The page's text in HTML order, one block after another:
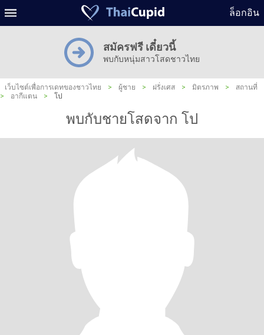
ล็อกอิน
สมัครฟรี เดี๋ยวนี้
พบกับหนุ่มสาวโสดชาวไทย
เว็บไซต์เพื่อการเดทของชาวไทย > ผู้ชาย > ฝรั่งเศส > มิตรภาพ >
สถานที่
>
อากีแตน > โป
พบกับชายโสดจาก โป